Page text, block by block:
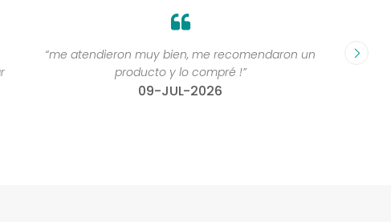
“me atendieron muy bien, me recomendaron un
producto y lo compré !”
09-JUL-2026